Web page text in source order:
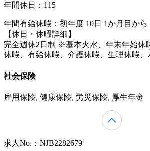
年間休日：115
年間有給休暇：初年度 10日 1か月目から
【休日・休暇詳細】
完全週休2日制 ※基本火水、年末年始休
休暇、有給休暇、介護休暇、生理休暇、
社会保険
雇用保険, 健康保険, 労災保険, 厚生年金
求人No.：NJB2282679